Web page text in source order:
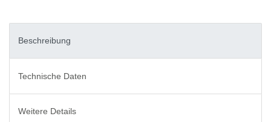
Beschreibung
Technische Daten
Weitere Details